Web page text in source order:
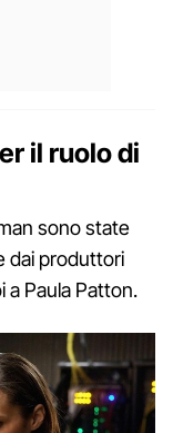
il ruolo di
sono state
dai produttori
a Paula Patton.